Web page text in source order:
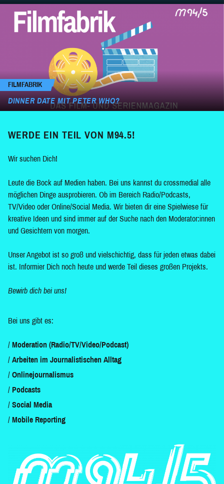
FILMFABRIK
DINNER DATE MIT PETER WHO?
WERDE EIN TEIL VON M94.5!
Wir suchen Dich!
Leute die Bock auf Medien haben. Bei uns kannst du crossmedial alle
möglichen Dinge ausprobieren. Ob im Bereich Radio/Podcasts,
TV/Video oder Online/Social Media. Wir bieten dir eine Spielwiese für
kreative Ideen und sind immer auf der Suche nach den Moderator:innen
und Gesichtern von morgen.
Unser Angebot ist so groß und vielschichtig, dass für jeden etwas dabei
ist. Informier Dich noch heute und werde Teil dieses großen Projekts.
Bewirb dich bei uns!
Bei uns gibt es:
Moderation (Radio/TV/Video/Podcast)
Arbeiten im Journalistischen Alltag
Onlinejournalismus
Podcasts
Social Media
Mobile Reporting